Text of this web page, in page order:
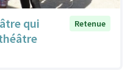
qui
Retenue